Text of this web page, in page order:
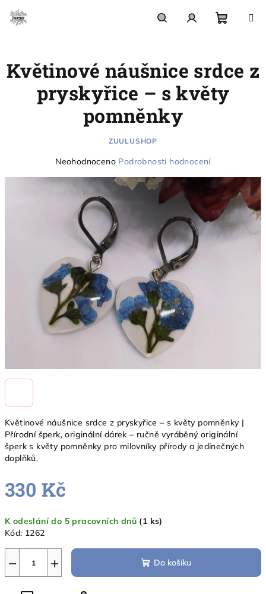
obsah
košík
Květinové náušnice srdce z pryskyřice – s květy pomněnky |
Přírodní šperk, originální dárek – ručně vyráběný originální
šperk s květy pomněnky pro milovníky přírody a jedinečných
doplňků.
330 Kč
cena:
K odeslání do 5 pracovních dnů (1 ks)
Kód: 1262
+
− Do košíku
Květinové náušnice srdce z
pryskyřice – s květy
pomněnky
ZUULUSHOP
Průměrné
produktu
hvězdiček.
Neohodnoceno Podrobnosti hodnocení